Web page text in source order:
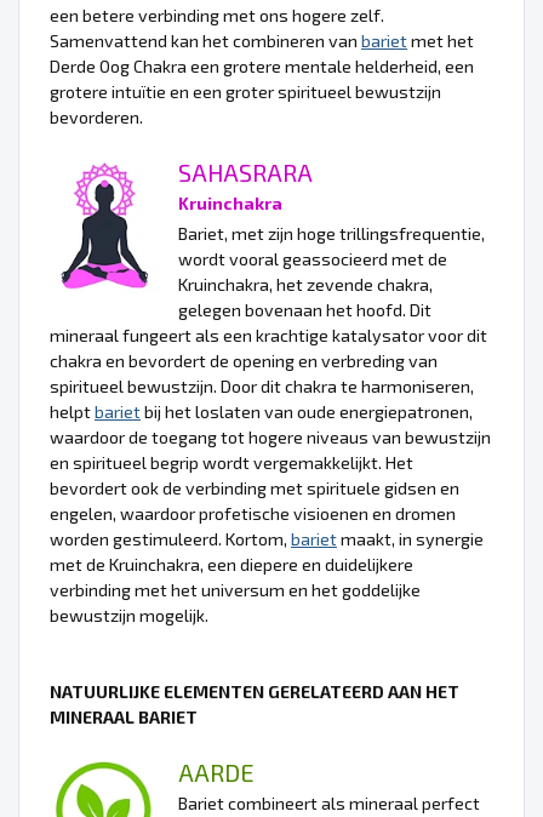
een betere verbinding met ons hogere zelf.
Samenvattend kan het combineren van barietmet het
Derde Oog Chakra een grotere mentale helderheid, een
grotere intuïtie en een groter spiritueel bewustzijn
bevorderen.
SAHASRARA
Kruinchakra
Bariet, met zijn hoge trillingsfrequentie,
wordt vooral geassocieerd met de
Kruinchakra, het zevende chakra,
gelegen bovenaan het hoofd. Dit
mineraal fungeert als een krachtige katalysator voor dit
chakra en bevordert de opening en verbreding van
spiritueel bewustzijn. Door dit chakra te harmoniseren,
helptbarietbij het loslaten van oude energiepatronen,
waardoor de toegang tot hogere niveaus van bewustzijn
en spiritueel begrip wordt vergemakkelijkt. Het
bevordert ook de verbinding met spirituele gidsen en
engelen, waardoor profetische visioenen en dromen
worden gestimuleerd. Kortom, barietmaakt, in synergie
met de Kruinchakra, een diepere en duidelijkere
verbinding met het universum en het goddelijke
bewustzijn mogelijk.
NATUURLIJKE ELEMENTEN GERELATEERD AAN HET
MINERAAL BARIET
AARDE
Bariet combineert als mineraal perfect